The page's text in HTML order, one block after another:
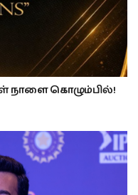
நாளை கொழும்பில்!